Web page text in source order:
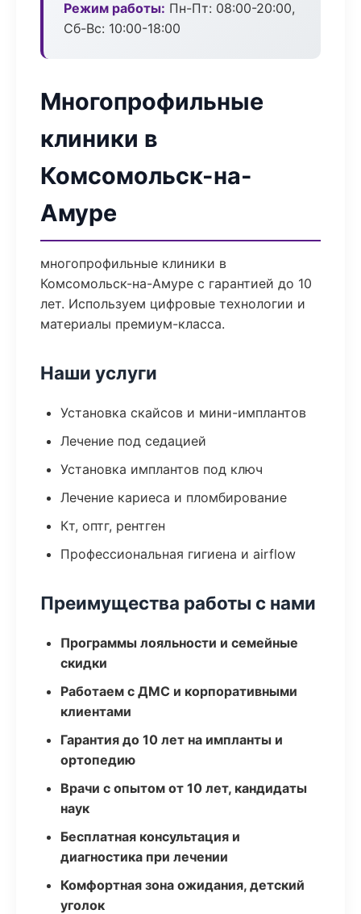
Режим работы: Пн-Пт: 08:00-20:00,
Сб-Вс: 10:00-18:00
Многопрофильные
клиники в
Комсомольск-на-
Амуре
многопрофильные клиники в
Комсомольск-на-Амуре с гарантией до 10
лет. Используем цифровые технологии и
материалы премиум-класса.
Наши услуги
Установка скайсов и мини-имплантов
Лечение под седацией
Установка имплантов под ключ
Лечение кариеса и пломбирование
Кт, оптг, рентген
Профессиональная гигиена и airflow
Преимущества работы с нами
Программы лояльности и семейные
скидки
Работаем с ДМС и корпоративными
клиентами
Гарантия до 10 лет на импланты и
ортопедию
Врачи с опытом от 10 лет, кандидаты
наук
Бесплатная консультация и
диагностика при лечении
Комфортная зона ожидания, детский
уголок